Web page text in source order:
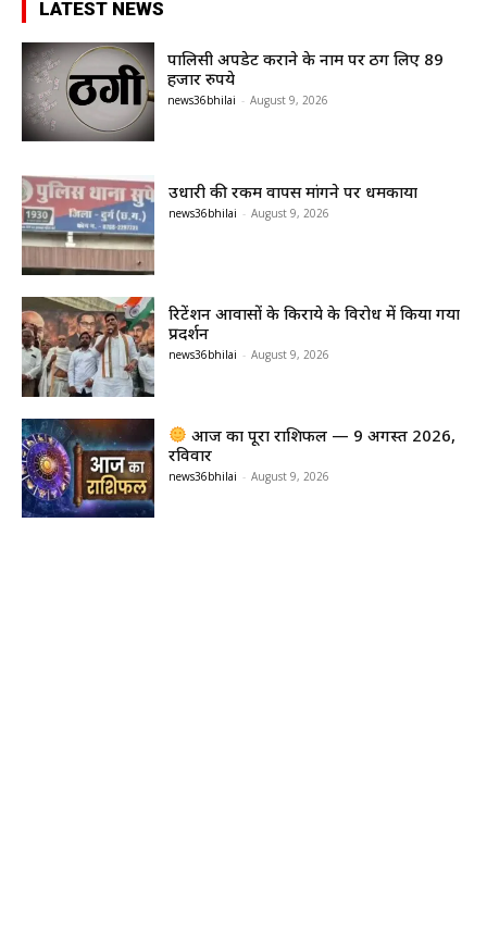
LATEST NEWS
पालिसी अपडेट कराने के नाम पर ठग लिए 89
हजार रुपये
news36bhilai - August 9, 2026
उधारी की रकम वापस मांगने पर धमकाया
news36bhilai - August 9, 2026
रिटेंशन आवासों के किराये के विरोध में किया गया
प्रदर्शन
news36bhilai - August 9, 2026
आज का पूरा राशिफल — 9 अगस्त 2026,
रविवार
news36bhilai - August 9, 2026